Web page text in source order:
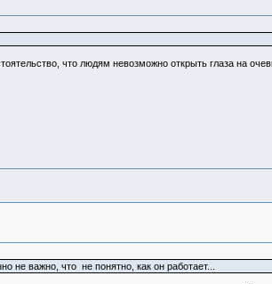
что людям невозможно открыть глаза на
не важно, что не понятно, как он работает...